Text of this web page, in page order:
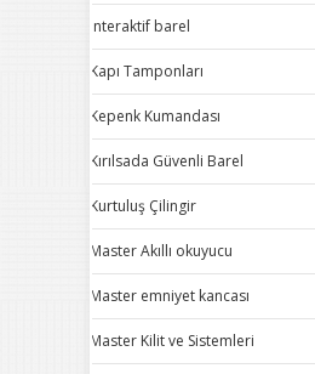
Interaktif barel
Kapı Tamponları
Kepenk Kumandası
Kırılsada Güvenli Barel
Kurtuluş Çilingir
Master Akıllı okuyucu
Master emniyet kancası
Master Kilit ve Sistemleri